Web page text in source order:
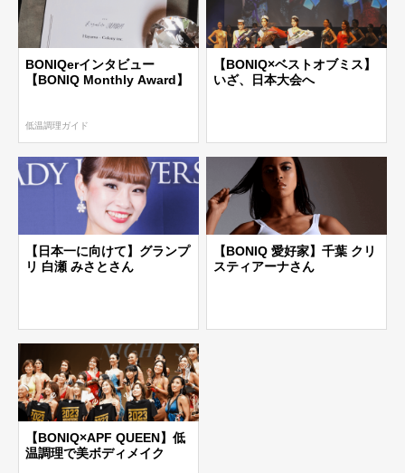
BONIQerインタビュー
【BONIQ Monthly Award】
低温調理ガイド
【BONIQ×ベストオブミス】
いざ、日本大会へ
【日本一に向けて】グランプ
リ 白瀬 みさとさん
【BONIQ 愛好家】千葉 クリ
スティアーナさん
【BONIQ×APF QUEEN】低
温調理で美ボディメイク